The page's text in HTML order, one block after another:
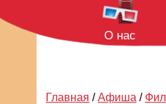
О нас
Главная / Афиша /